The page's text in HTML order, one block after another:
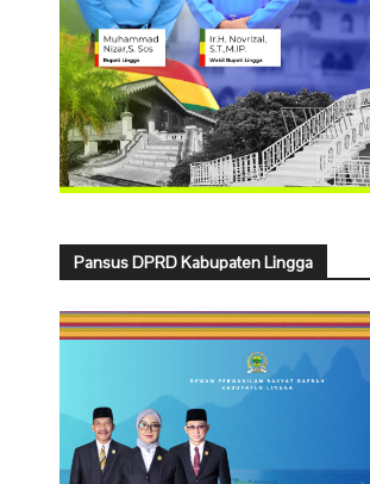
Pansus DPRD Kabupaten Lingga